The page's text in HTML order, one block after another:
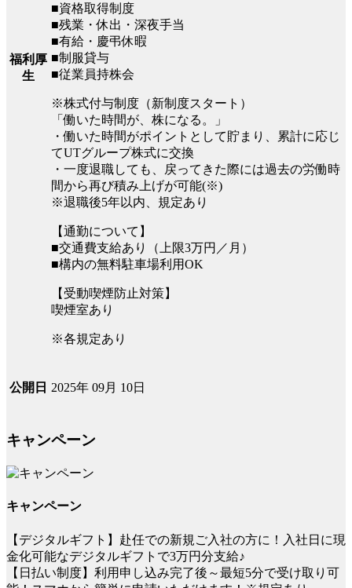
福利厚
生
■資格取得制度
■残業・休出・深夜手当
■有給・慶弔休暇
■制服貸与
■従業員持株会
※株式付与制度（新制度スタート）
「働いた時間が、株になる。」
・働いた時間がポイントとして貯まり、累計に応じ
てUTグループ株式に交換
・一度退職しても、戻ってきた際には過去の労働時
間から再び積み上げが可能(※)
※退職後5年以内、規定あり
【通勤について】
■交通費支給あり（上限3万円／月）
■構内の無料駐車場利用OK
【受動喫煙防止対策】
喫煙室あり
※各規定あり
公開日 2025年 09月 10日
キャンペーン
キャンペーン
【デジタルギフト】赴任での新規ご入社の方に！入社日に現
金化可能なデジタルギフトで3万円分支給♪
【日払い制度】利用申し込み完了後～最短5分で受け取り可